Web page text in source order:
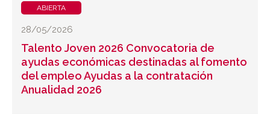
ABIERTA
28/05/2026
Talento Joven 2026 Convocatoria de
ayudas económicas destinadas al fomento
del empleo Ayudas a la contratación
Anualidad 2026